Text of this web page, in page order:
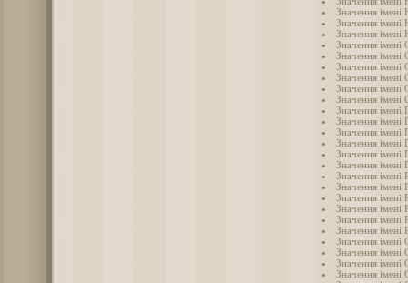
Значення імені
Значення імені
Значення імені
Значення імені
Значення імені
Значення імені
Значення імені
Значення імені
Значення імені
Значення імені
Значення імені
Значення імені
Значення імені
Значення імені
Значення імені
Значення імені
Значення імені
Значення імені
Значення імені
Значення імені
Значення імені
Значення імені
Значення імені
Значення імені
Значення імені